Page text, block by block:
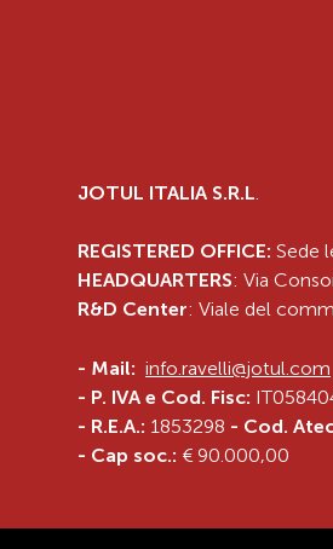
JOTUL ITALIA S.R.L.
REGISTERED OFFICE: Sede
HEADQUARTERS: Via
R&D Center: Viale del
- Mail: info.ravelli@jotul.com
- P. IVA e Cod. Fisc:
- R.E.A.: 1853298 - Cod.
- Cap soc.: € 90.000,00